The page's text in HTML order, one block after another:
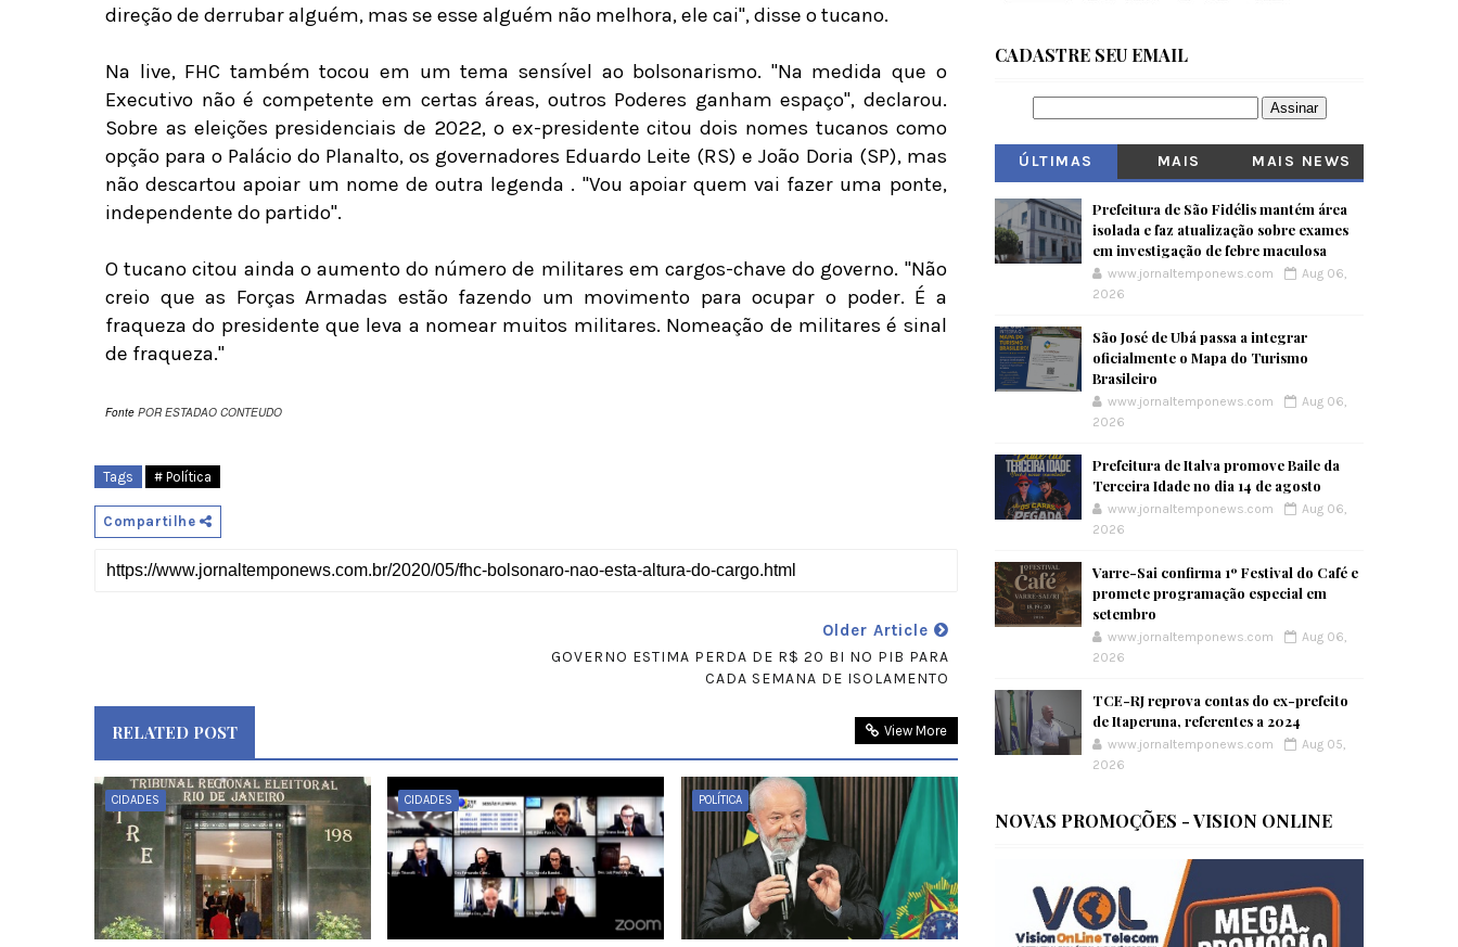
direção de derrubar alguém, mas se esse alguém não melhora, ele cai", disse o tucano.
Na live, FHC também tocou em um tema sensível ao bolsonarismo. "Na medida que o
Executivo não é competente em certas áreas, outros Poderes ganham espaço", declarou.
Sobre as eleições presidenciais de 2022, o ex-presidente citou dois nomes tucanos como
opção para o Palácio do Planalto, os governadores Eduardo Leite (RS) e João Doria (SP), mas
não descartou apoiar um nome de outra legenda . "Vou apoiar quem vai fazer uma ponte,
independente do partido".
O tucano citou ainda o aumento do número de militares em cargos-chave do governo. "Não
creio que as Forças Armadas estão fazendo um movimento para ocupar o poder. É a
fraqueza do presidente que leva a nomear muitos militares. Nomeação de militares é sinal
de fraqueza."
Fonte POR ESTADAO CONTEUDO
Tags # Política
Compartilhe
Older Article
GOVERNO ESTIMA PERDA DE R$ 20 BI NO PIB PARA
CADA SEMANA DE ISOLAMENTO
RELATED POST View More
CIDADES CIDADES POLÍTICA
CADASTRE SEU EMAIL
ÚLTIMAS
MAIS
MAIS NEWS
Prefeitura de São Fidélis mantém área
isolada e faz atualização sobre exames
em investigação de febre maculosa
www.jornaltemponews.com
Aug 06,
2026
São José de Ubá passa a integrar
oficialmente o Mapa do Turismo
Brasileiro
www.jornaltemponews.com
Aug 06,
2026
Prefeitura de Italva promove Baile da
Terceira Idade no dia 14 de agosto
www.jornaltemponews.com
Aug 06,
2026
Varre-Sai confirma 1º Festival do Café e
promete programação especial em
setembro
www.jornaltemponews.com
Aug 06,
2026
TCE-RJ reprova contas do ex-prefeito
de Itaperuna, referentes a 2024
www.jornaltemponews.com
Aug 05,
2026
NOVAS PROMOÇÕES - VISION ONLINE